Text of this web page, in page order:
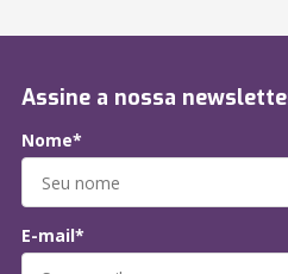
Assine a nossa
Nome*
E-mail*